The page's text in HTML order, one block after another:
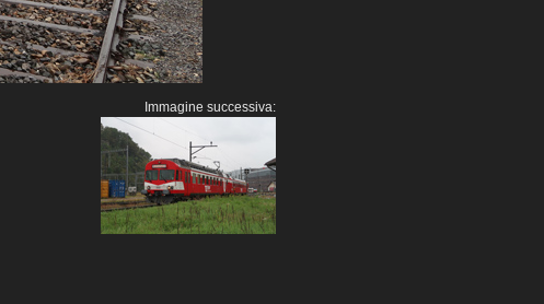
Immagine successiva: